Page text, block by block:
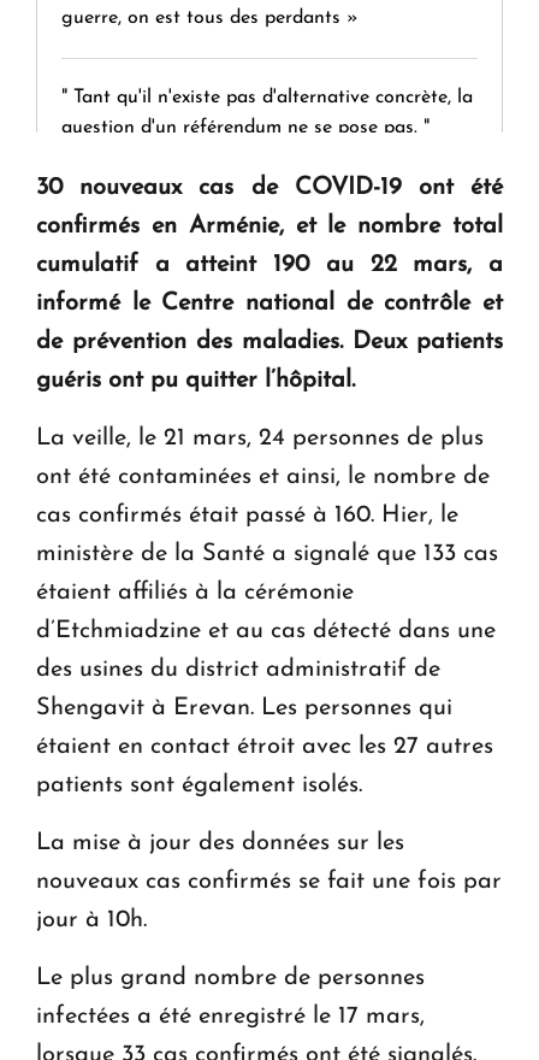
guerre, on est tous des perdants »
" Tant qu'il n'existe pas d'alternative concrète, la
question d'un référendum ne se pose pas. "
en Arménie
Le premier hôtel Hyatt Regency d'Arménie
ouvrira ses portes à Dilijan
30 nouveaux cas de COVID-19 ont été
confirmés en Arménie, et le nombre total
cumulatif a atteint 190 au 22 mars, a
informé le Centre national de contrôle et
de prévention des maladies. Deux patients
guéris ont pu quitter l’hôpital.
La veille, le 21 mars, 24 personnes de plus
ont été contaminées et ainsi, le nombre de
cas confirmés était passé à 160. Hier, le
ministère de la Santé a signalé que 133 cas
étaient affiliés à la cérémonie
d’Etchmiadzine et au cas détecté dans une
des usines du district administratif de
Shengavit à Erevan. Les personnes qui
étaient en contact étroit avec les 27 autres
patients sont également isolés.
La mise à jour des données sur les
nouveaux cas confirmés se fait une fois par
jour à 10h.
Le plus grand nombre de personnes
infectées a été enregistré le 17 mars,